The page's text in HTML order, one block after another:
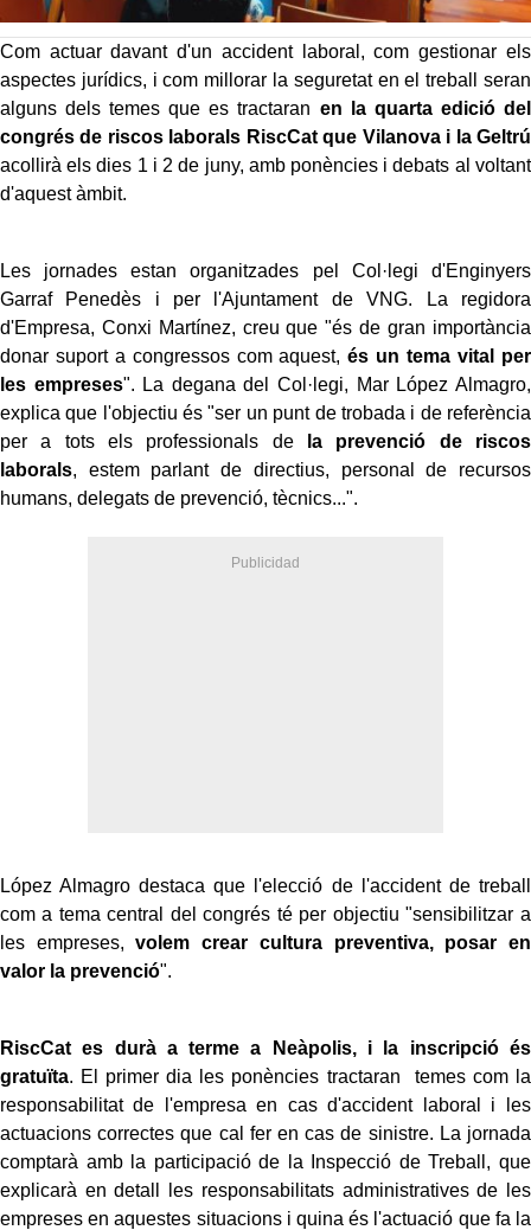
Com actuar davant d'un accident laboral, com gestionar els
aspectes jurídics, i com millorar la seguretat en el treball seran
alguns dels temes que es tractaran en la quarta edició del
congrés de riscos laborals RiscCat que Vilanova i la Geltrú
acollirà els dies 1 i 2 de juny, amb ponències i debats al voltant
d'aquest àmbit.
Les jornades estan organitzades pel Col·legi d'Enginyers
Garraf Penedès i per l'Ajuntament de VNG. La regidora
d'Empresa, Conxi Martínez, creu que "és de gran importància
donar suport a congressos com aquest,és un tema vital per
les empreses". La degana del Col·legi, Mar López Almagro,
explica que l'objectiu és "ser un punt de trobada i de referència
per a tots els professionals dela prevenció de riscos
laborals, estem parlant de directius, personal de recursos
humans, delegats de prevenció, tècnics...".
López Almagro destaca que l'elecció de l'accident de treball
com a tema central del congrés té per objectiu "sensibilitzar a
les empreses,volem crear cultura preventiva, posar en
valor la prevenció".
RiscCat es durà a terme a Neàpolis, i la inscripció és
gratuïta. El primer dia les ponències tractaran temes com la
responsabilitat de l'empresa en cas d'accident laboral i les
actuacions correctes que cal fer en cas de sinistre. La jornada
comptarà amb la participació de la Inspecció de Treball, que
explicarà en detall les responsabilitats administratives de les
empreses en aquestes situacions i quina és l'actuació que fa la